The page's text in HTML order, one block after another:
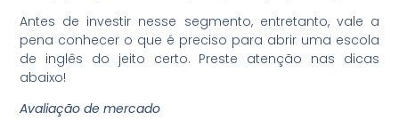
Antes de investir nesse segmento, entretanto, vale a
pena conhecer o que é preciso para abrir uma escola
de inglês do jeito certo. Preste atenção nas dicas
abaixo!
Avaliação de mercado